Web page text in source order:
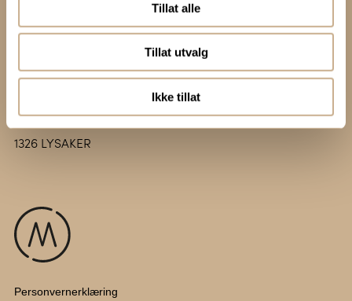
Tillat alle
Tillat utvalg
Ikke tillat
Vollsveien 13 E
Postboks 317
1326 LYSAKER
Personvernerklæring